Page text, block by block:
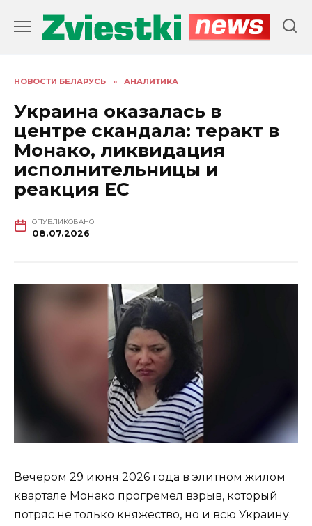
содержанию
НОВОСТИ БЕЛАРУСЬ » АНАЛИТИКА
Украина оказалась в
центре скандала: теракт в
Монако, ликвидация
исполнительницы и
реакция ЕС
ОПУБЛИКОВАНО
08.07.2026
Вечером 29 июня 2026 года в элитном жилом
квартале Монако прогремел взрыв, который
потряс не только княжество, но и всю Украину.